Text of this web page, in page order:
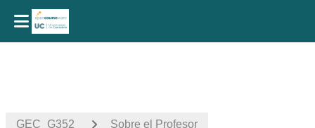
GEC_G352 Sobre el Profesor